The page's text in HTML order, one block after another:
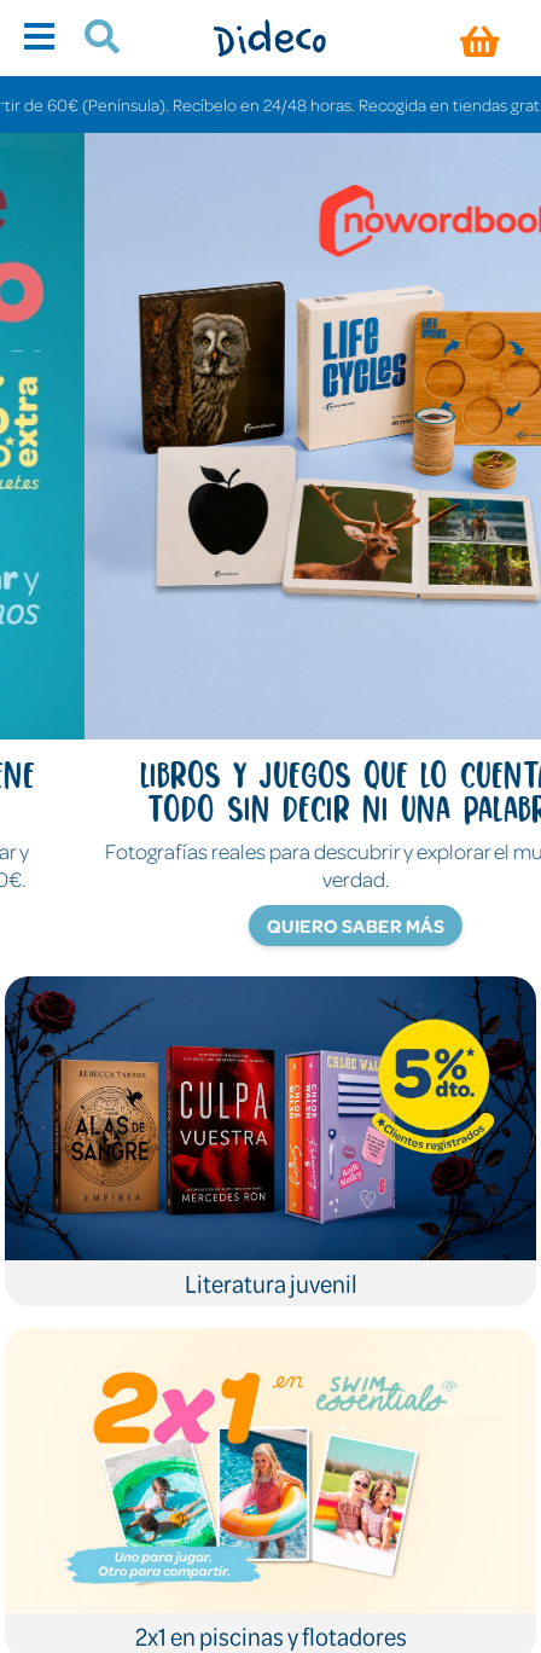
Recíbelo en 24/48 horas. Recogida en tiendas gratis en 3-6 días.
Libros y juegos que lo cuentan
todo sin decir ni una palabra
Fotografías reales para descubrir y explorar el mundo de
QUIERO SABER MÁS
Literatura juvenil
2x1 en piscinas y flotadores